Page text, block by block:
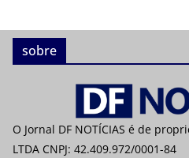
sobre
O Jornal DF NOTÍCIAS é de
LTDA CNPJ: 42.409.972/0001-84